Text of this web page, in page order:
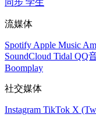
流媒体
Spotify Apple Music
SoundCloud Tidal QQ
Boomplay
社交媒体
Instagram TikTok X